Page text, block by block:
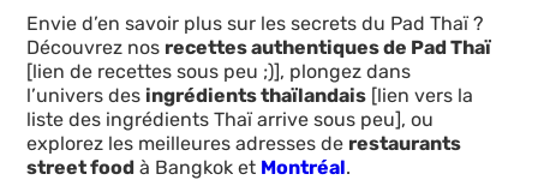
Envie d’en savoir plus sur les secrets du Pad Thaï ?
Découvrez nos recettes authentiques de Pad Thaï
[lien de recettes sous peu ;)], plongez dans
l’univers des ingrédients thaïlandais [lien vers la
liste des ingrédients Thaï arrive sous peu], ou
explorez les meilleures adresses de restaurants
street food à Bangkok et Montréal.